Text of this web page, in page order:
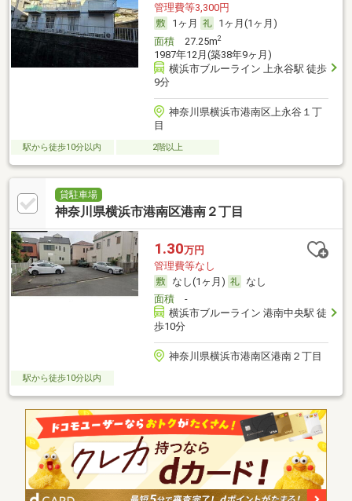
管理費等3,300円
1ヶ月
1ヶ月(1ヶ月)
面積27.25m2
1987年12月(築38年9ヶ月)
横浜市ブルーライン 上永谷駅 徒歩
9分
神奈川県横浜市港南区上永谷１丁
目
駅から徒歩10分以内 2階以上
貸駐車場
神奈川県横浜市港南区港南２丁目
1.30万円
管理費等なし
なし(1ヶ月)
なし
面積-
横浜市ブルーライン 港南中央駅 徒
歩10分
神奈川県横浜市港南区港南２丁目
駅から徒歩10分以内